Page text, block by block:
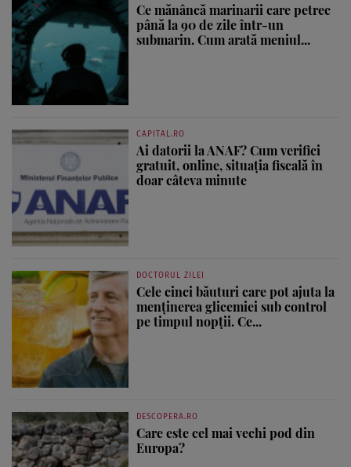
Ce mănâncă marinarii care petrec
până la 90 de zile într-un
submarin. Cum arată meniul...
CAPITAL.RO
Ai datorii la ANAF? Cum verifici
gratuit, online, situația fiscală în
doar câteva minute
DOCTORUL ZILEI
Cele cinci băuturi care pot ajuta la
menținerea glicemiei sub control
pe timpul nopții. Ce...
DESCOPERA.RO
Care este cel mai vechi pod din
Europa?